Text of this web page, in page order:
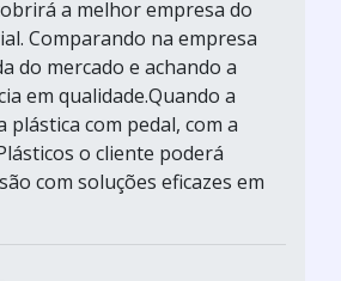
a melhor empresa do
Comparando na empresa
do mercado e achando a
em qualidade.Quando a
plástica com pedal, com a
o cliente poderá
com soluções eficazes em